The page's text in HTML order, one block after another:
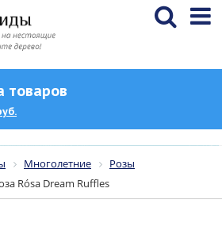
товаров
Многолетние
Розы
Rósa Dream Ruffles